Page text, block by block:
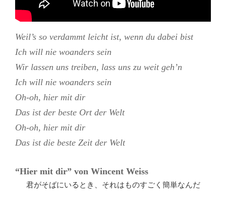
Weil’s so verdammt leicht ist, wenn du dabei bist
Ich will nie woanders sein
Wir lassen uns treiben, lass uns zu weit geh’n
Ich will nie woanders sein
Oh-oh, hier mit dir
Das ist der beste Ort der Welt
Oh-oh, hier mit dir
Das ist die beste Zeit der Welt
“Hier mit dir” von Wincent Weiss
君がそばにいるとき、それはものすごく簡単なんだ